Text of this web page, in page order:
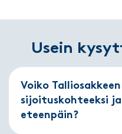
Usein
Voiko
sijoituskohteeksi
eteenpäin?